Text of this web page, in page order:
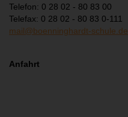
Telefon: 0 28 02 - 80 83 00
Telefax: 0 28 02 - 80 83 0-111
mail@boenninghardt-schule.de
Anfahrt